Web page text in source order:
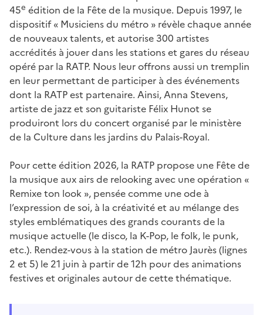
45e édition de la Fête de la musique. Depuis 1997, le
dispositif « Musiciens du métro » révèle chaque année
de nouveaux talents, et autorise 300 artistes
accrédités à jouer dans les stations et gares du réseau
opéré par la RATP. Nous leur offrons aussi un tremplin
en leur permettant de participer à des événements
dont la RATP est partenaire. Ainsi, Anna Stevens,
artiste de jazz et son guitariste Félix Hunot se
produiront lors du concert organisé par le ministère
de la Culture dans les jardins du Palais-Royal.
Pour cette édition 2026, la RATP propose une Fête de
la musique aux airs de relooking avec une opération «
Remixe ton look », pensée comme une ode à
l’expression de soi, à la créativité et au mélange des
styles emblématiques des grands courants de la
musique actuelle (le disco, la K-Pop, le folk, le punk,
etc.). Rendez-vous à la station de métro Jaurès (lignes
2 et 5) le 21 juin à partir de 12h pour des animations
festives et originales autour de cette thématique.